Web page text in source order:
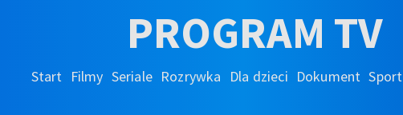
PROGRAM TV
Start Filmy Seriale Rozrywka Dla dzieci Dokument Sport